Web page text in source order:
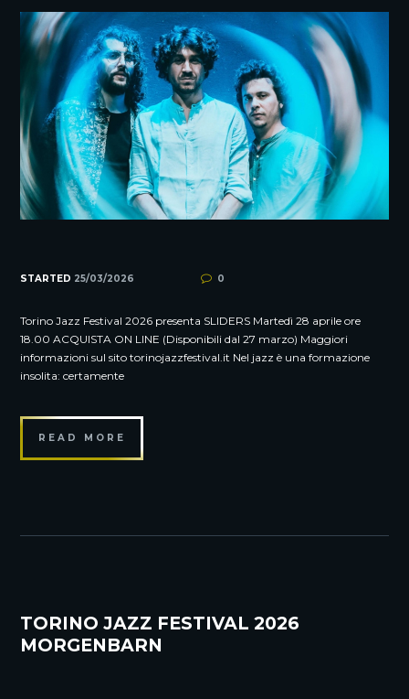
STARTED 25/03/2026 0
Torino Jazz Festival 2026 presenta SLIDERS Martedì 28 aprile ore
18.00 ACQUISTA ON LINE (Disponibili dal 27 marzo) Maggiori
informazioni sul sito torinojazzfestival.it Nel jazz è una formazione
insolita: certamente
READ MORE
TORINO JAZZ FESTIVAL 2026
MORGENBARN